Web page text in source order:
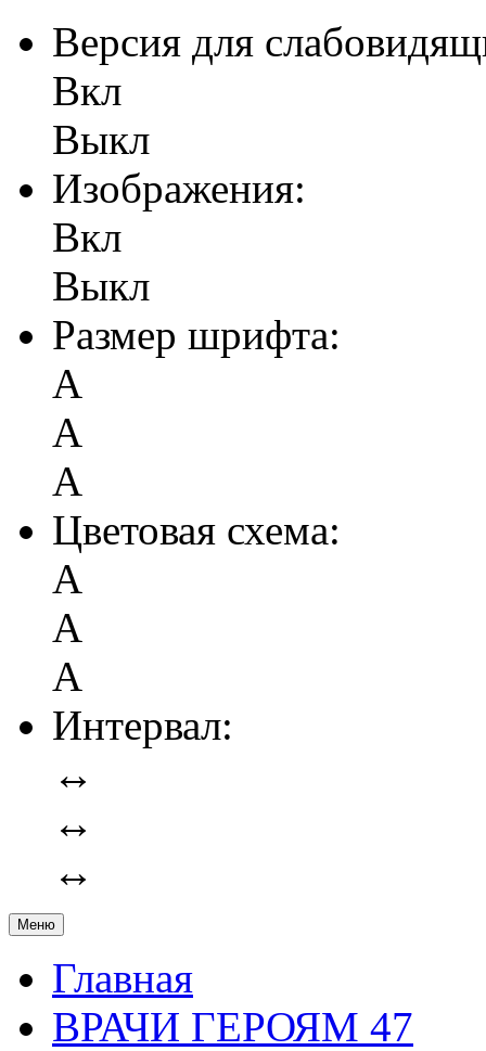
Версия для
Вкл
Выкл
Изображения:
Вкл
Выкл
Размер шрифта:
А
А
А
Цветовая схема:
А
А
А
Интервал:
↔
↔
↔
Меню
Главная
ВРАЧИ ГЕРОЯМ 47